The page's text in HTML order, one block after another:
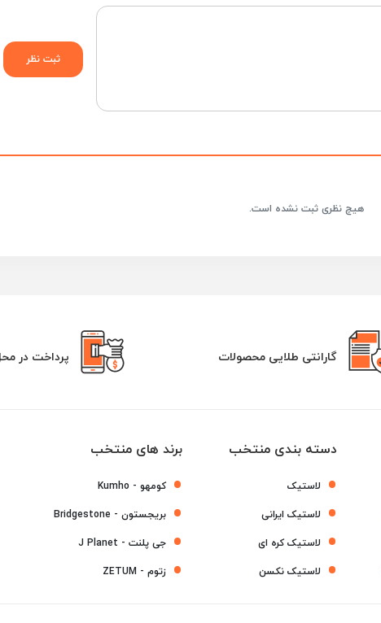
هیچ نظری ثبت نشده است.
گارانتی طلایی محصولات پرداخت در
دسته بندی منتخب
لاستیک
لاستیک ایرانی
لاستیک کره ای
لاستیک نکسن
برند های منتخب
کومهو - Kumho
بریجستون - Bridgestone
جی پلنت - J Planet
زتوم - ZETUM